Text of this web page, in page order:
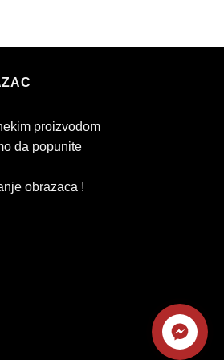
proizvodom
da popunite
obrazaca !
Kontaktirajte
nas